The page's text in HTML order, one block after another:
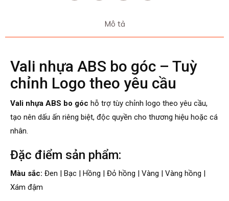
Mô tả
Vali nhựa ABS bo góc – Tuỳ
chỉnh Logo theo yêu cầu
Vali nhựa ABS bo góc hỗ trợ tùy chỉnh logo theo yêu cầu,
tạo nên dấu ấn riêng biệt, độc quyền cho thương hiệu hoặc cá
nhân.
Đặc điểm sản phẩm:
Màu sắc: Đen | Bạc | Hồng | Đỏ hồng | Vàng | Vàng hồng |
Xám đậm